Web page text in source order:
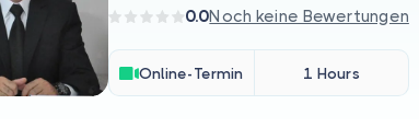
0.0Noch keine Bewertungen
Online-Termin 1 Hours